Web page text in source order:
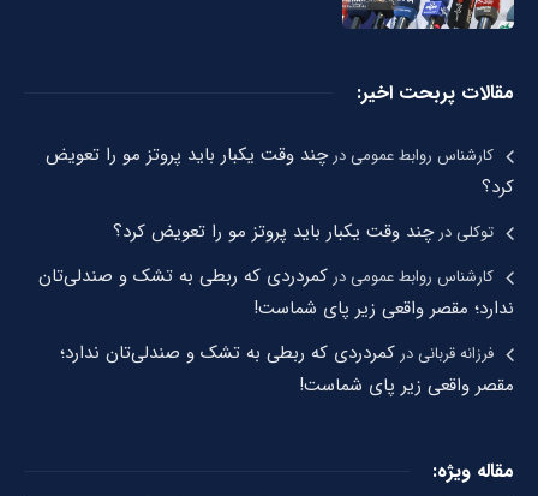
مقالات پربحت اخیر:
کارشناس روابط عمومیدرچند وقت یکبار باید پروتز مو را تعویض
کرد؟
توکلیدرچند وقت یکبار باید پروتز مو را تعویض کرد؟
کارشناس روابط عمومیدر کمردردی که ربطی به تشک و صندلی‌تان
ندارد؛ مقصر واقعی زیر پای شماست!
فرزانه قربانیدر کمردردی که ربطی به تشک و صندلی‌تان ندارد؛
مقصر واقعی زیر پای شماست!
مقاله ویژه: